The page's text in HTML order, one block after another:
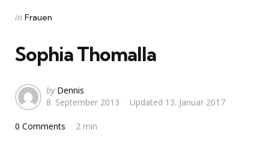
Categories
Posted
in Frauen
Sophia Thomalla
Posted
by
by Dennis
8. September 2013
Updated 13. Januar 2017
0 Comments 2 min